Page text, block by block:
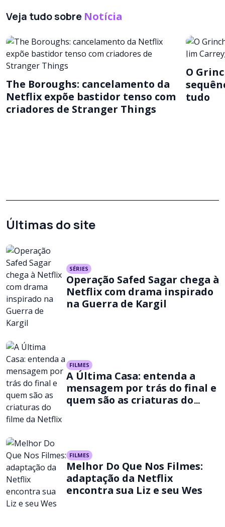
Veja tudo sobre Notícia
The Boroughs: cancelamento da
Netflix expõe bastidor tenso com
criadores de Stranger Things
O
tudo
Últimas do site
SÉRIES
Operação Safed Sagar chega à
Netflix com drama inspirado
na Guerra de Kargil
FILMES
A Última Casa: entenda a
mensagem por trás do final e
quem são as criaturas do
FILMES
Melhor Do Que Nos Filmes:
adaptação da Netflix
encontra sua Liz e seu Wes